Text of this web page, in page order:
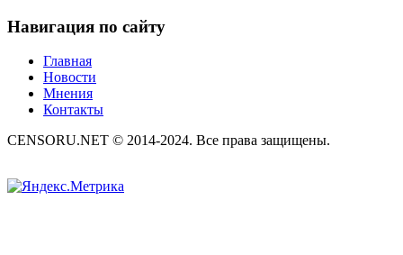
Навигация по сайту
Главная
Новости
Мнения
Контакты
CENSORU.NET © 2014-2024. Все права защищены.